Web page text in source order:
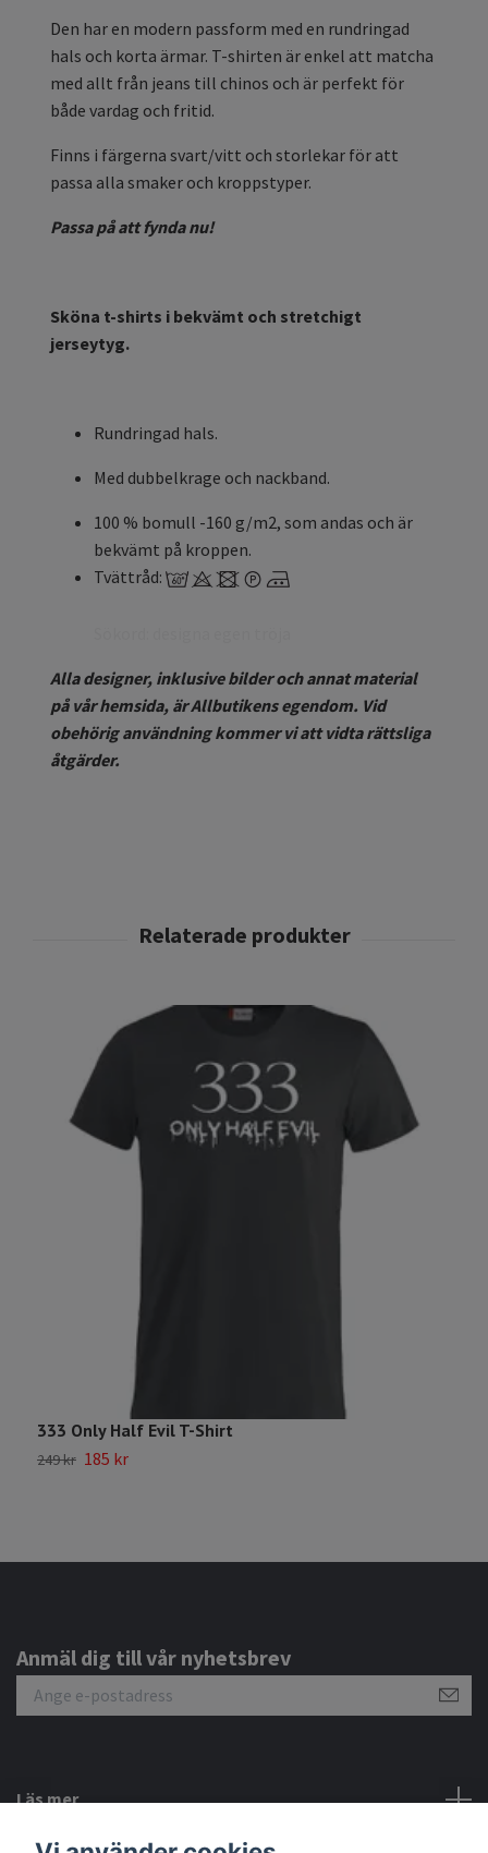
Den har en modern passform med en rundringad
hals och korta ärmar. T-shirten är enkel att matcha
med allt från jeans till chinos och är perfekt för
både vardag och fritid.
Finns i färgerna svart/vitt och storlekar för att
passa alla smaker och kroppstyper.
Passa på att fynda nu!
Sköna t-shirts i bekvämt och stretchigt
jerseytyg.
Rundringad hals.
Med dubbelkrage och nackband.
100 % bomull -160 g/m2, som andas och är
bekvämt på kroppen.
Tvättråd:
Alla designer, inklusive bilder och annat material
på vår hemsida, är Allbutikens egendom. Vid
obehörig användning kommer vi att vidta rättsliga
åtgärder.
333 Only Half Evil T-Shirt
249 kr 185 kr
Anmäl dig till vår nyhetsbrev
Läs mer